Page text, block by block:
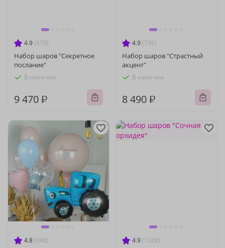
4.9 (679)
Набор шаров "Секретное
послание"
В наличии
9 470 ₽
4.9 (736)
Набор шаров "Страстный
акцент"
В наличии
8 490 ₽
4.8 (840) 4.9 (1028)